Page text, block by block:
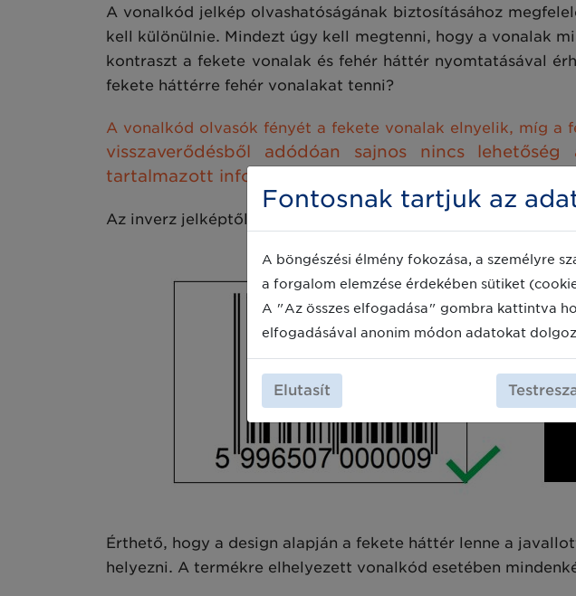
A vonalkód jelkép olvashatóságának biztosításához
kell különülnie. Mindezt úgy kell megtenni, hogy a vonalak
kontraszt a fekete vonalak és fehér háttér nyomtatásával
fekete háttérre fehér vonalakat tenni?
A vonalkód olvasók fényét a fekete vonalak elnyelik, míg
visszaverődésből adódóan sajnos nincs
tartalmazott információ struktúráját, ezáltal pedig
Az inverz jelképtől függetlenül a kód egyéb grafikus
Érthető, hogy a design alapján a fekete háttér lenne a
helyezni. A termékre elhelyezett vonalkód esetében
Fontosnak tartjuk az
A böngészési élmény fokozása, a személyre
a forgalom elemzése érdekében sütiket
A "Az összes elfogadása" gombra kattintva
elfogadásával anonim módon adatokat
Elutasít